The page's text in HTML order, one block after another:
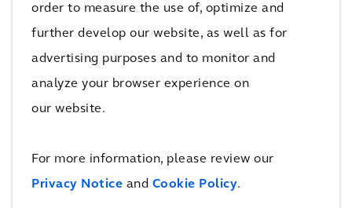
order to measure the use of, optimize and
further develop our website, as well as for
advertising purposes and to monitor and
analyze your browser experience on
our website.
For more information, please review our
Privacy Notice and Cookie Policy.
Le bâtiment est également conçu pour l’avenir
: il tient compte d’une possible extension vers
IMEC 7, permettant au campus de poursuivre
Avec IMEC 6, IMEC renforce la position de la
Flandre comme pôle international